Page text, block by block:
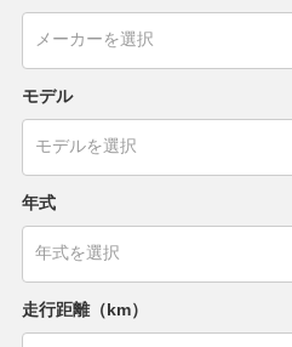
モデル
年式
走行距離（km）